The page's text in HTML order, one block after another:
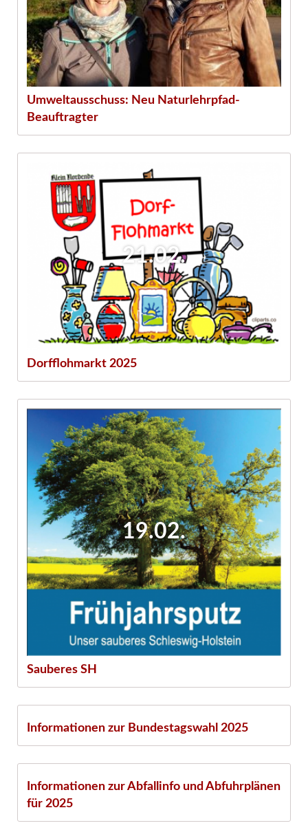
Umweltausschuss: Neu Naturlehrpfad-
Beauftragter
21.02.
Dorfflohmarkt 2025
19.02.
Sauberes SH
Informationen zur Bundestagswahl 2025
Informationen zur Abfallinfo und Abfuhrplänen
für 2025